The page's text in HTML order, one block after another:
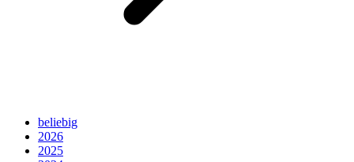
beliebig
2026
2025